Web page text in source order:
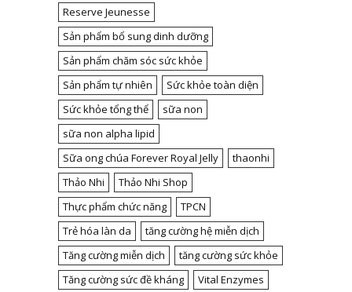
Reserve Jeunesse
Sản phẩm bổ sung dinh dưỡng
Sản phẩm chăm sóc sức khỏe
Sản phẩm tự nhiên
Sức khỏe toàn diện
Sức khỏe tổng thể
sữa non
sữa non alpha lipid
Sữa ong chúa Forever Royal Jelly
thaonhi
Thảo Nhi
Thảo Nhi Shop
Thực phẩm chức năng
TPCN
Trẻ hóa làn da
tăng cường hệ miễn dịch
Tăng cường miễn dịch
tăng cường sức khỏe
Tăng cường sức đề kháng
Vital Enzymes